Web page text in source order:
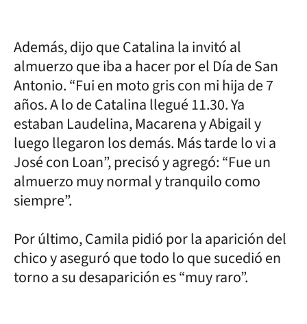
Además, dijo que Catalina la invitó al
almuerzo que iba a hacer por el Día de San
Antonio. “Fui en moto gris con mi hija de 7
años. A lo de Catalina llegué 11.30. Ya
estaban Laudelina, Macarena y Abigail y
luego llegaron los demás. Más tarde lo vi a
José con Loan”, precisó y agregó: “Fue un
almuerzo muy normal y tranquilo como
siempre”.
Por último, Camila pidió por la aparición del
chico y aseguró que todo lo que sucedió en
torno a su desaparición es “muy raro”.